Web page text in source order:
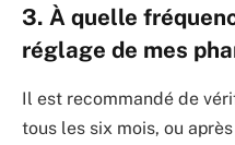
3. À quelle
réglage de mes
Il est recommandé de
tous les six mois, ou